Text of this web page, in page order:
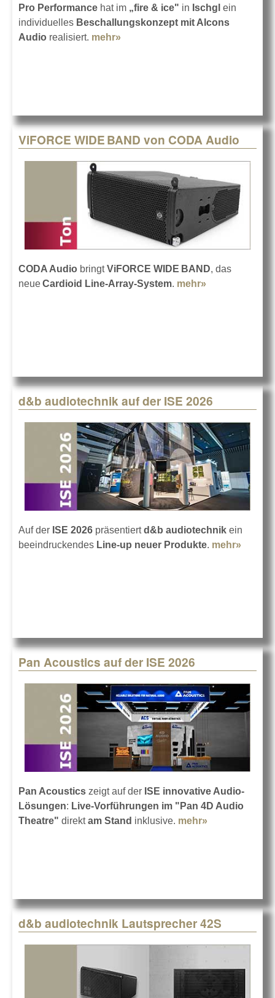
Pro Performance hat im „fire & ice" in Ischgl ein
individuelles Beschallungskonzept mit Alcons
Audio realisiert. mehr»
ViFORCE WIDE BAND von CODA Audio
CODA Audio bringtViFORCE WIDE BAND, das
neueCardioid Line-Array-System. mehr»
d&b audiotechnik auf der ISE 2026
Auf der ISE 2026 präsentiertd&b audiotechnik ein
beeindruckendes Line-up neuer Produkte. mehr»
Pan Acoustics auf der ISE 2026
Pan Acoustics zeigt auf der ISE innovative Audio-
Lösungen: Live-Vorführungen im "Pan 4D Audio
Theatre" direktam Stand inklusive. mehr»
d&b audiotechnik Lautsprecher 42S